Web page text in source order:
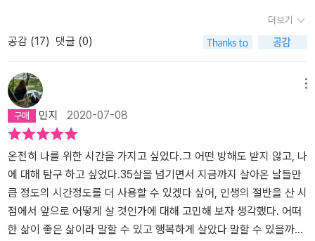
죽였다. 이런 사람을 가리켜 정신과 심리학자들은 ‘사이코패스’라고
의 혁명을 이룰 때까지 제네바 시민들은 무려 2백 년 동안 자유와 개
아야 했다.(p.275) 폴 포트는 그리 길지 않았던 집권 기간 동안 당시
7백만 명 정도였던 캄보디아 국민 가운데 최소한 150만 명을 죽음의
심연으로 몰아넣었다. 정확한 통계가 없으니 이것은 어디까지나 추정
치일 뿐이다. ‘킬링필드’라는 이름이 붙은 크메르 루즈 정권의 대학살
은 단순히 많은 사람을 잔인하게 죽인 사건이 아니다. 그것은 아름다
운 이상 또는 강철 같은 신념을 폭력적 방법과 결합함으로써 일어난
국가범죄였다. 1975년 미국의 지원을 받던 군부정권을 전복하고 정
권을 장악한 크메르 루주는 완전히 평등한 세상을 만든다는 목표 아
래 인간을 ‘개조’하려 했다. 이를 위해 사유 재산과 가족, 자본주의적
그저 엄숙하고 근엄해야 한다는 그 특유의 선민의식과 엘리트 의식,
우월의식이라는 중압적 이미지에 덧칠된 국회에 첫 등원이 '백바지'라
니? 난 개인적으로 백바지 안 백구두가 더 어울린다고까지' 한술 더
뜬 생각도 들었다. 분명히 하자. 그는 ''틀린(법률적으로도) 게 아니라
다른 거''였다. 예를 들어 그가 국회에 나갈 때 팬티 바람으로 나갔다
면 엄밀히는 민법상 풍속법의 경범죄 단속 대상이 될 수도 있을지는
모르지만, 이건 위법도 아니고 불법도 아니며 더구나 누군가에게 재
산적으로나, 신체적 위해를 가하는 나쁜 짓도 아니다. 그런데 모독했
다고 난리였다. 단지 국회라는 이미지 혹은 그 체면에 백바지로 인해
서 손상된 관념적 손해를 입었다는 기분일 뿐이다.백바지가 누군가에
게 생명의 위협이라도 되었던가. 혹은 백바지가 국회 의정 활동에 심
각하게 방해한 객관적 피해자가 있었던가라는 절박한 사유는 난 어디
다. 그 편지는 내게 배달되지도, 사고 현장에서 발견되지도 않았다. p.
296막연히 내 인생, 내 소신대로 산다고 생각했는데, 하나씩 짚어보
니 의외로 나의 성격,가치관, 생활 방식,취향이 생물학적 문화적으로
가족사의 영향을 강하게 받았다는 사실을 깨달았기 때문이다. p.300
찬 이성 더운 가슴유물론은 인간 정신의 존재를 부정하지 않는다. 다
만 인간의 정신과는 무관하게 물질세계가 존재하며, 정신 역시 물질
의 운동이 만들어낸 것이라고 주장할 뿐이다. p.92일반적으로 철학
적 죽음은 생물학적 죽음과 동시에 일어난다. 그런데 자아 정체성을
상실한 중증 치매 환자의 경우처럼 철학적으로는 사망하였지만, 생물
학적 의학적 법률적으로는 살아 있는 사람도 있다. p.94옳은 일을 필
요할 때 친절하게재단 업무 혁신을 추진하면서 그 사람들을 충분히
존중하지 않았다. 필요하고 옳은 일을 하는 것만 생각했을 뿐, 그 일을
더보기
공감 (17) 댓글 (0)
민지 2020-07-08
온전히 나를 위한 시간을 가지고 싶었다.그 어떤 방해도 받지 않고, 나
에 대해 탐구 하고 싶었다.35살을 넘기면서 지금까지 살아온 날들만
큼 정도의 시간정도를 더 사용할 수 있겠다 싶어, 인생의 절반을 산 시
점에서 앞으로 어떻게 살 것인가에 대해 고민해 보자 생각했다. 어떠
한 삶이 좋은 삶이라 말할 수 있고 행복하게 살았다 말할 수 있을까?